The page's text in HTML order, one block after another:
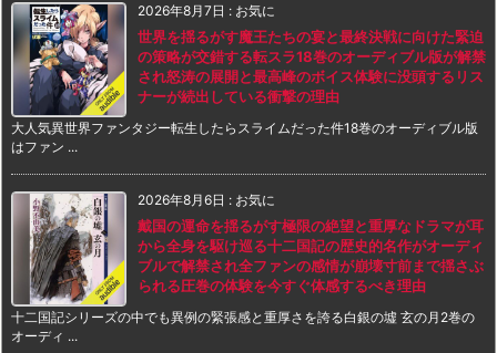
2026年8月7日 : お気に
世界を揺るがす魔王たちの宴と最終決戦に向けた緊迫
の策略が交錯する転スラ18巻のオーディブル版が解禁
され怒涛の展開と最高峰のボイス体験に没頭するリス
ナーが続出している衝撃の理由
大人気異世界ファンタジー転生したらスライムだった件18巻のオーディブル版
はファン ...
2026年8月6日 : お気に
戴国の運命を揺るがす極限の絶望と重厚なドラマが耳
から全身を駆け巡る十二国記の歴史的名作がオーディ
ブルで解禁され全ファンの感情が崩壊寸前まで揺さぶ
られる圧巻の体験を今すぐ体感するべき理由
十二国記シリーズの中でも異例の緊張感と重厚さを誇る白銀の墟 玄の月2巻の
オーディ ...